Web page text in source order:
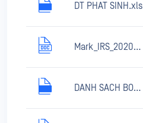
DT PHAT SINH.xls
Mark_IRS_2020_RETURN.doc
DANH SACH BOC THAM BAI GIANG.xls